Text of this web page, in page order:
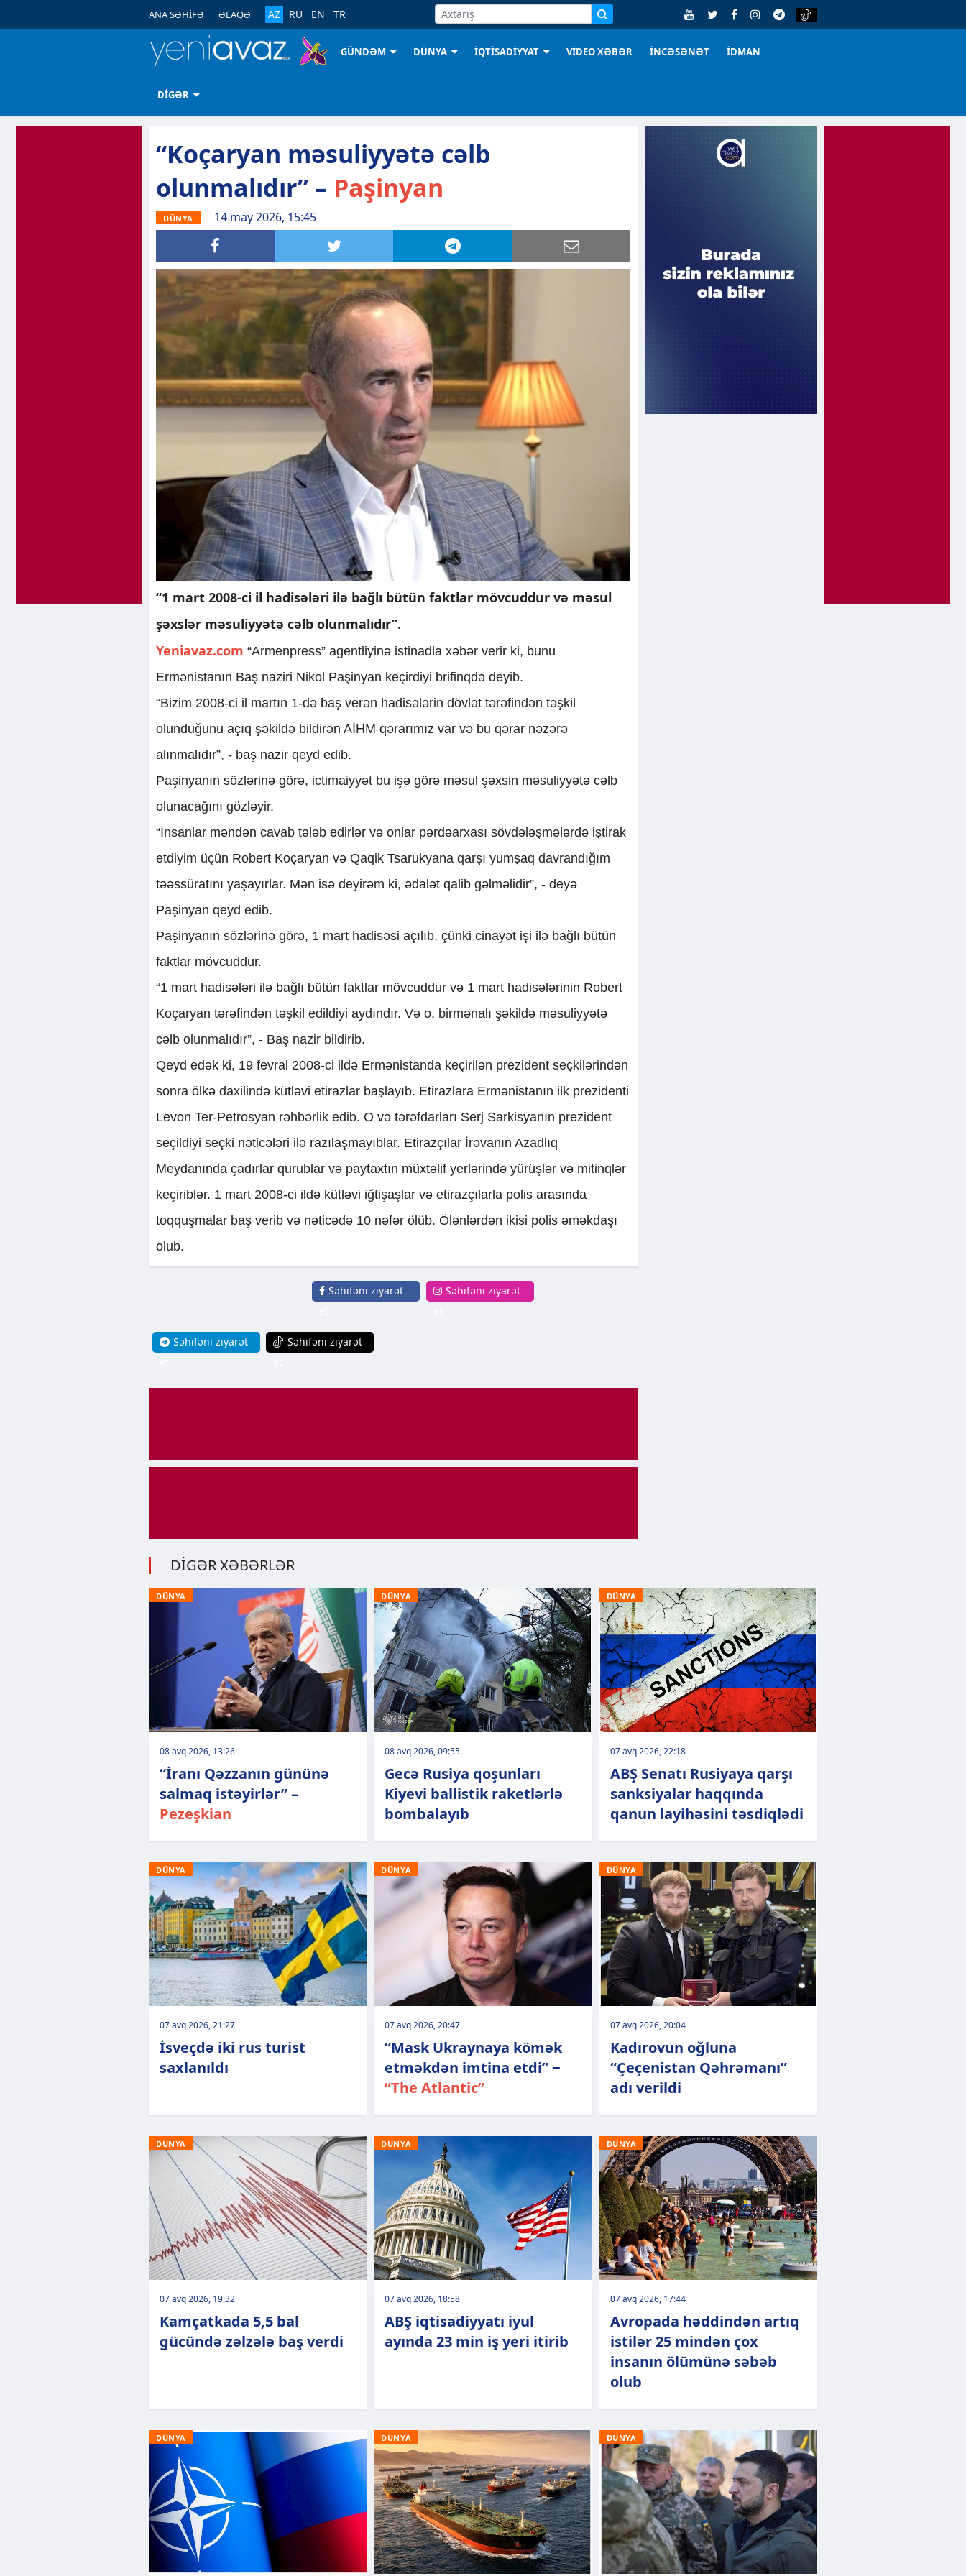
ANA SƏHİFƏ ƏLAQƏ AZ RU EN TR
GÜNDƏM DÜNYA İQTİSADİYYAT VİDEO XƏBƏR İNCƏSƏNƏT İDMAN
DİGƏR
“Koçaryan məsuliyyətə cəlb
olunmalıdır” – Paşinyan
DÜNYA 14 may 2026, 15:45
“1 mart 2008-ci il hadisələri ilə bağlı bütün faktlar mövcuddur və məsul
şəxslər məsuliyyətə cəlb olunmalıdır”.
Yeniavaz.com “Armenpress” agentliyinə istinadla xəbər verir ki, bunu
Ermənistanın Baş naziri Nikol Paşinyan keçirdiyi brifinqdə deyib.
“Bizim 2008-ci il martın 1-də baş verən hadisələrin dövlət tərəfindən təşkil
olunduğunu açıq şəkildə bildirən AİHM qərarımız var və bu qərar nəzərə
alınmalıdır”, - baş nazir qeyd edib.
Paşinyanın sözlərinə görə, ictimaiyyət bu işə görə məsul şəxsin məsuliyyətə cəlb
olunacağını gözləyir.
“İnsanlar məndən cavab tələb edirlər və onlar pərdəarxası sövdələşmələrdə iştirak
etdiyim üçün Robert Koçaryan və Qaqik Tsarukyana qarşı yumşaq davrandığım
təəssüratını yaşayırlar. Mən isə deyirəm ki, ədalət qalib gəlməlidir”, - deyə
Paşinyan qeyd edib.
Paşinyanın sözlərinə görə, 1 mart hadisəsi açılıb, çünki cinayət işi ilə bağlı bütün
faktlar mövcuddur.
“1 mart hadisələri ilə bağlı bütün faktlar mövcuddur və 1 mart hadisələrinin Robert
Koçaryan tərəfindən təşkil edildiyi aydındır. Və o, birmənalı şəkildə məsuliyyətə
cəlb olunmalıdır”, - Baş nazir bildirib.
Qeyd edək ki, 19 fevral 2008-ci ildə Ermənistanda keçirilən prezident seçkilərindən
sonra ölkə daxilində kütləvi etirazlar başlayıb. Etirazlara Ermənistanın ilk prezidenti
Levon Ter-Petrosyan rəhbərlik edib. O və tərəfdarları Serj Sarkisyanın prezident
seçildiyi seçki nəticələri ilə razılaşmayıblar. Etirazçılar İrəvanın Azadlıq
Meydanında çadırlar qurublar və paytaxtın müxtəlif yerlərində yürüşlər və mitinqlər
keçiriblər. 1 mart 2008-ci ildə kütləvi iğtişaşlar və etirazçılarla polis arasında
toqquşmalar baş verib və nəticədə 10 nəfər ölüb. Ölənlərdən ikisi polis əməkdaşı
olub.
Səhifəni ziyarət
Səhifəni ziyarət
Səhifəni ziyarət
Səhifəni ziyarət
DİGƏR XƏBƏRLƏR
DÜNYA
08 avq 2026, 13:26
“İranı Qəzzanın gününə
salmaq istəyirlər” –
Pezeşkian
DÜNYA
08 avq 2026, 09:55
Gecə Rusiya qoşunları
Kiyevi ballistik raketlərlə
bombalayıb
DÜNYA
07 avq 2026, 22:18
ABŞ Senatı Rusiyaya qarşı
sanksiyalar haqqında
qanun layihəsini təsdiqlədi
DÜNYA
07 avq 2026, 21:27
İsveçdə iki rus turist
saxlanıldı
DÜNYA
07 avq 2026, 20:47
“Mask Ukraynaya kömək
etməkdən imtina etdi” −
“The Atlantic”
DÜNYA
07 avq 2026, 20:04
Kadırovun oğluna
“Çeçenistan Qəhrəmanı”
adı verildi
DÜNYA
07 avq 2026, 19:32
Kamçatkada 5,5 bal
gücündə zəlzələ baş verdi
DÜNYA
07 avq 2026, 18:58
ABŞ iqtisadiyyatı iyul
ayında 23 min iş yeri itirib
DÜNYA
07 avq 2026, 17:44
Avropada həddindən artıq
istilər 25 mindən çox
insanın ölümünə səbəb
olub
DÜNYA DÜNYA DÜNYA